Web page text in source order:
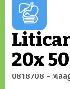
20x
0818708 -